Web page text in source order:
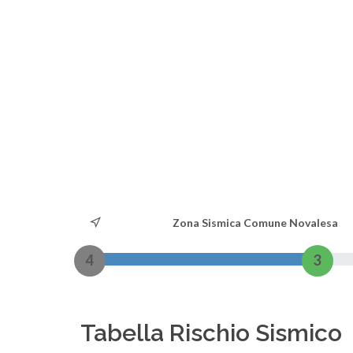
Zona Sismica Comune Novalesa
4 3
Tabella Rischio Sismico